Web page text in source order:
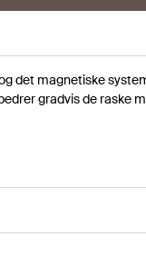
det magnetiske
gradvis de raske